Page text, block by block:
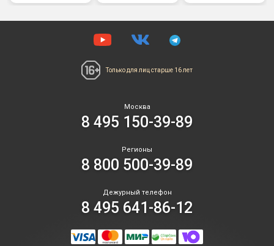
Только для лиц старше 16 лет
Москва
8 495 150-39-89
Регионы
8 800 500-39-89
Дежурный телефон
8 495 641-86-12